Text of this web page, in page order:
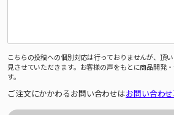
こちらの投稿への個別対応は行っておりませんが、頂
見させていただきます。お客様の声をもとに商品開発
す。
ご注文にかかわるお問い合わせはお問い合わ